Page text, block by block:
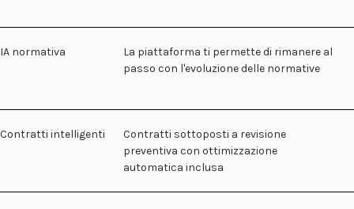
IA normativa
La piattaforma ti permette di rimanere al
passo con l'evoluzione delle normative
Contratti intelligenti
Contratti sottoposti a revisione
preventiva con ottimizzazione
automatica inclusa